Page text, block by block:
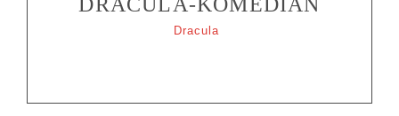
Dracula